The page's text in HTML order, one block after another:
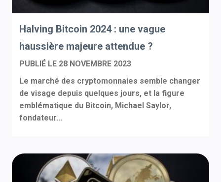
Halving Bitcoin 2024 : une vague
haussière majeure attendue ?
PUBLIÉ LE 28 NOVEMBRE 2023
Le marché des cryptomonnaies semble changer
de visage depuis quelques jours, et la figure
emblématique du Bitcoin, Michael Saylor,
fondateur...